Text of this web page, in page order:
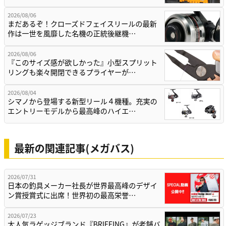
2026/08/06
まだあるぞ！クローズドフェイスリールの最新
作は一世を風靡した名機の正統後継機…
2026/08/06
『このサイズ感が欲しかった』小型スプリット
リングも楽々開閉できるプライヤーが…
2026/08/04
シマノから登場する新型リール４機種。充実の
エントリーモデルから最高峰のハイエ…
最新の関連記事(メガバス)
2026/07/31
日本の釣具メーカー社長が世界最高峰のデザイ
ン賞授賞式に出席！世界初の最高栄誉…
2026/07/23
大人気ラゲッジブランド『BRIEFING』が老舗バ